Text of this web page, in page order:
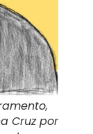
Cruz por